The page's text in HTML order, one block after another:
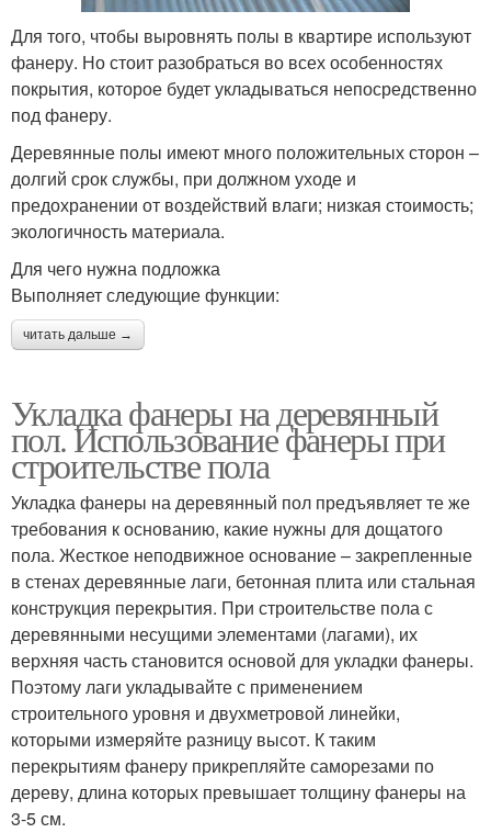
Для того, чтобы выровнять полы в квартире используют
фанеру. Но стоит разобраться во всех особенностях
покрытия, которое будет укладываться непосредственно
под фанеру.
Деревянные полы имеют много положительных сторон –
долгий срок службы, при должном уходе и
предохранении от воздействий влаги; низкая стоимость;
экологичность материала.
Для чего нужна подложка
Выполняет следующие функции:
читать дальше →
Укладка фанеры на деревянный
пол. Использование фанеры при
строительстве пола
Укладка фанеры на деревянный пол предъявляет те же
требования к основанию, какие нужны для дощатого
пола. Жесткое неподвижное основание – закрепленные
в стенах деревянные лаги, бетонная плита или стальная
конструкция перекрытия. При строительстве пола с
деревянными несущими элементами (лагами), их
верхняя часть становится основой для укладки фанеры.
Поэтому лаги укладывайте с применением
строительного уровня и двухметровой линейки,
которыми измеряйте разницу высот. К таким
перекрытиям фанеру прикрепляйте саморезами по
дереву, длина которых превышает толщину фанеры на
3-5 см.